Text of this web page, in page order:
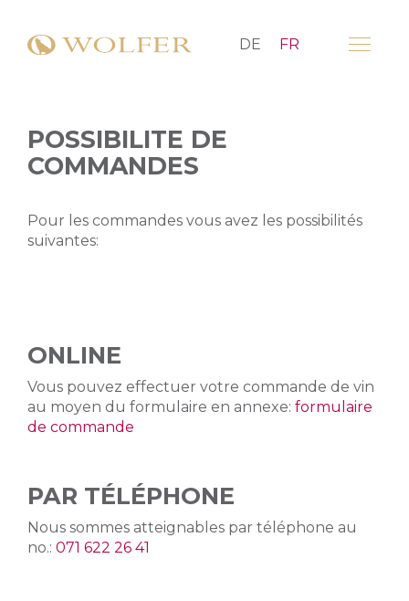
DE FR
POSSIBILITE DE
COMMANDES
Pour les commandes vous avez les possibilités
suivantes:
ONLINE
Vous pouvez effectuer votre commande de vin
au moyen du formulaire en annexe: formulaire
de commande
PAR TÉLÉPHONE
Nous sommes atteignables par téléphone au
no.: 071 622 26 41